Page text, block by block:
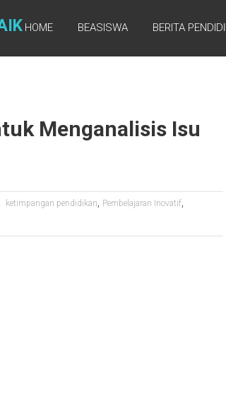
HOME BEASISWA BERITA
Menganalisis Isu
ketimpangan pendidikan, Pembelajaran Inovatif,